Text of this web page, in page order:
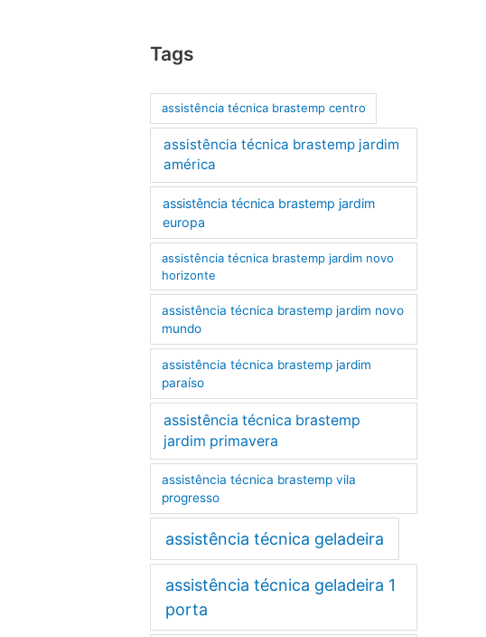
Tags
assistência técnica brastemp centro
assistência técnica brastemp jardim
américa
assistência técnica brastemp jardim
europa
assistência técnica brastemp jardim novo
horizonte
assistência técnica brastemp jardim novo
mundo
assistência técnica brastemp jardim
paraíso
assistência técnica brastemp
jardim primavera
assistência técnica brastemp vila
progresso
assistência técnica geladeira
assistência técnica geladeira 1
porta